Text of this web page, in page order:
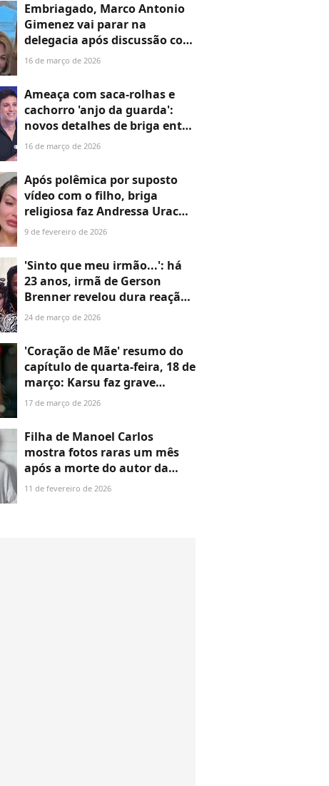
Embriagado, Marco Antonio
Gimenez vai parar na
delegacia após discussão com
a mãe; Luciana Gimenez
Vera
16 de março de 2026
Ameaça com saca-rolhas e
cachorro 'anjo da guarda':
novos detalhes de briga entre
mãe e irmão de Luciana
16 de março de 2026
Após polêmica por suposto
vídeo com o filho, briga
religiosa faz Andressa Urach
parar no hospital: 'Ameaça de
9 de fevereiro de 2026
'Sinto que meu irmão...': há
23 anos, irmã de Gerson
Brenner revelou dura reação
colegas da Globo após tiro na
única exceção
24 de março de 2026
'Coração de Mãe' resumo do
capítulo de quarta-feira, 18 de
março: Karsu faz grave
acusação contra irmã, Irmak,
sair faísca!
17 de março de 2026
Filha de Manoel Carlos
mostra fotos raras um mês
após a morte do autor da
Globo e revela estado de
11 de fevereiro de 2026